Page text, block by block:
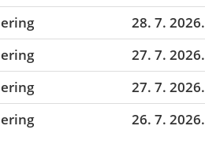
28. 7. 2026.
27. 7. 2026.
27. 7. 2026.
26. 7. 2026.